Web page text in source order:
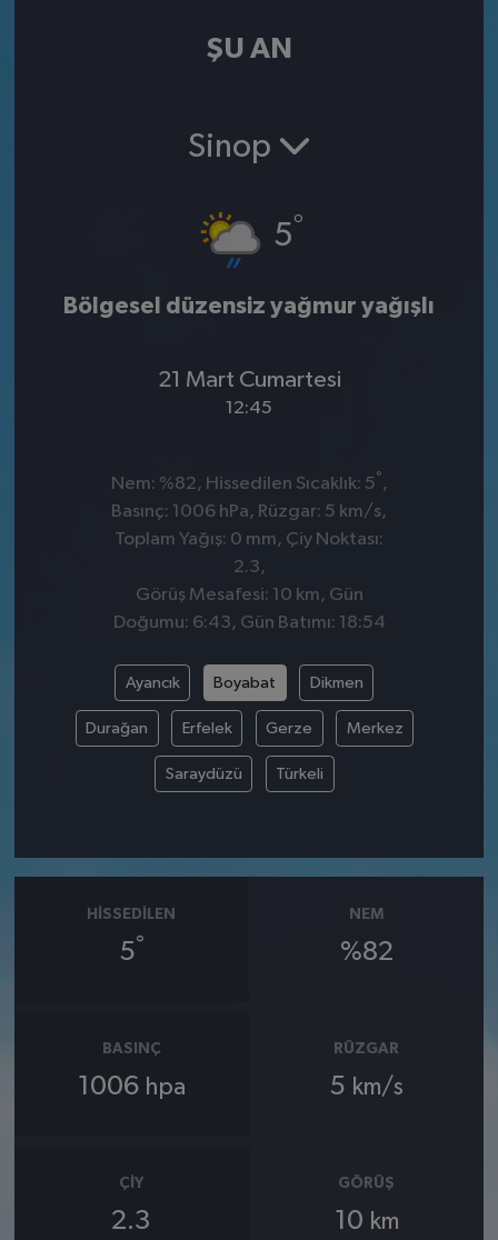
ŞU AN
Sinop
5°
Bölgesel düzensiz yağmur yağışlı
21 Mart Cumartesi
12:45
Nem: %82, Hissedilen Sıcaklık: 5° ,
Basınç: 1006 hPa, Rüzgar: 5 km/s,
Toplam Yağış: 0 mm, Çiy Noktası:
2.3,
Görüş Mesafesi: 10 km, Gün
Doğumu: 6:43, Gün Batımı: 18:54
Ayancık Boyabat Dikmen
Durağan Erfelek Gerze Merkez
Saraydüzü Türkeli
HISSEDILEN
5°
NEM
%82
BASINÇ
1006 hpa
RÜZGAR
5 km/s
ÇIY
2.3
GÖRÜŞ
10 km